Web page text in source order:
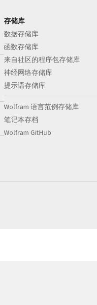
存储库
数据存储库
函数存储库
来自社区的程序包存储库
神经网络存储库
提示语存储库
Wolfram 语言范例存储库
笔记本存档
Wolfram GitHub